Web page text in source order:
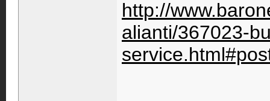
http://
alianti/367023-